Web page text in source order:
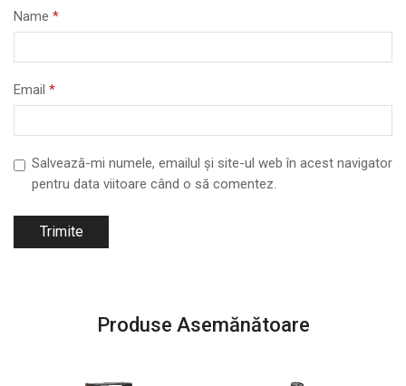
Name *
Email *
Salvează-mi numele, emailul și site-ul web în acest navigator
pentru data viitoare când o să comentez.
Produse Asemănătoare